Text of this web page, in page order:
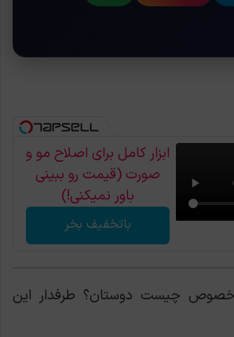
ابزار کامل برای اصلاح مو و
صورت (قیمت رو ببینی
باور نمیکنی!)
باتخفیف بخر
چیست دوستان؟ طرفدار این